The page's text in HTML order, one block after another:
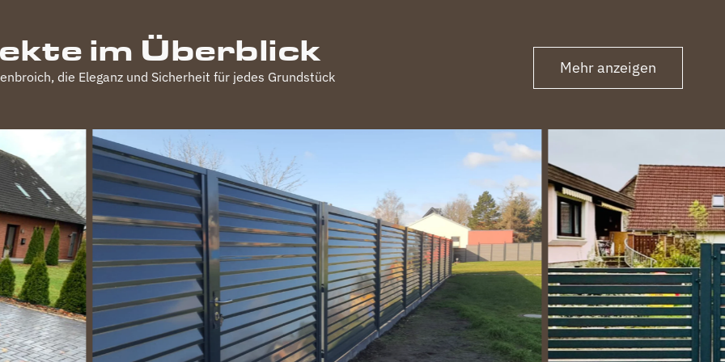
im Überblick
, die Eleganz und Sicherheit für jedes Grundstück Mehr anzeigen